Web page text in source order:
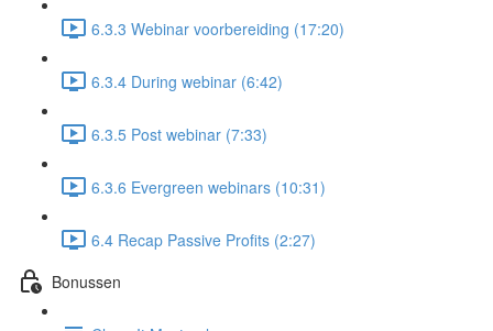
6.3.3 Webinar voorbereiding (17:20)
6.3.4 During webinar (6:42)
6.3.5 Post webinar (7:33)
6.3.6 Evergreen webinars (10:31)
6.4 Recap Passive Profits (2:27)
Bonussen